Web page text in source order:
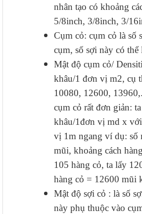
nhân tạo có khoảng
5/8inch, 3/8inch, 3/
Cụm cỏ: cụm cỏ là số
cụm, số sợi này có thể
Mật độ cụm cỏ/
khâu/1 đơn vị m2, cụ
10080, 12600,
cụm cỏ rất đơn giản:
khâu/1đơn vị md x
vị 1m ngang ví dụ: số
mũi, khoảng cách
105 hàng cỏ, ta lấy
hàng cỏ = 12600 mũi
Mật độ sợi cỏ : là số
này phụ thuộc vào